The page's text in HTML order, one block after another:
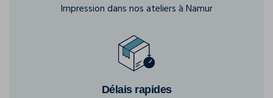
Impression dans nos ateliers à Namur
Délais rapides